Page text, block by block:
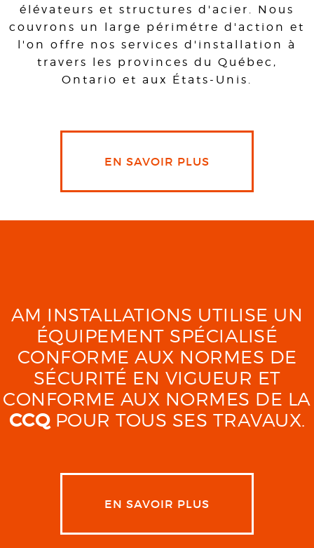
élévateurs et structures d'acier. Nous
couvrons un large périmétre d'action et
l'on offre nos services d'installation à
travers les provinces du Québec,
Ontario et aux États-Unis.
EN SAVOIR PLUS
AM INSTALLATIONS UTILISE UN
ÉQUIPEMENT SPÉCIALISÉ
CONFORME AUX NORMES DE
SÉCURITÉ EN VIGUEUR ET
CONFORME AUX NORMES DE LA
CCQPOUR TOUS SES TRAVAUX.
EN SAVOIR PLUS